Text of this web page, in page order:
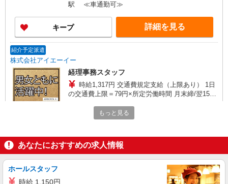
駅 ≪車通勤可≫
キープ 詳細を見る
紹介予定派遣
株式会社アイエーイー
経理事務スタッフ
時給1,317円 交通費規定支給（上限あり） 1日
の交通費上限＝79円×所定労働時間 月末締/翌15日
静岡県静岡市駿河区豊田
もっと見る
あなたにおすすめの求人情報
ホールスタッフ
時給 1,150円